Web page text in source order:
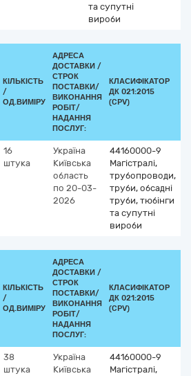
та супутні
вироби
КІЛЬКІСТЬ
/
ОД.ВИМІРУ
АДРЕСА
ДОСТАВКИ /
СТРОК
ПОСТАВКИ/
ВИКОНАННЯ
РОБІТ/
НАДАННЯ
ПОСЛУГ:
КЛАСИФІКАТОР
ДК 021:2015
(CPV)
16
штука
Україна
Київська
область
по 20-03-
2026
44160000-9
Магістралі,
трубопроводи,
труби, обсадні
труби, тюбінги
та супутні
вироби
КІЛЬКІСТЬ
/
ОД.ВИМІРУ
АДРЕСА
ДОСТАВКИ /
СТРОК
ПОСТАВКИ/
ВИКОНАННЯ
РОБІТ/
НАДАННЯ
ПОСЛУГ:
КЛАСИФІКАТОР
ДК 021:2015
(CPV)
38
штука
Україна
Київська
44160000-9
Магістралі,